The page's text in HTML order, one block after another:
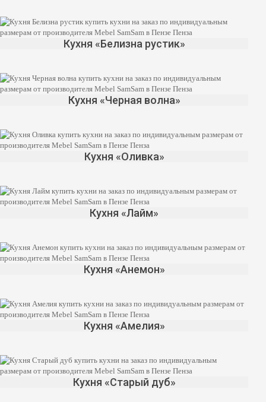
Кухня «Белизна рустик»
Кухня «Черная волна»
Кухня «Оливка»
Кухня «Лайм»
Кухня «Анемон»
Кухня «Амелия»
Кухня «Старый дуб»